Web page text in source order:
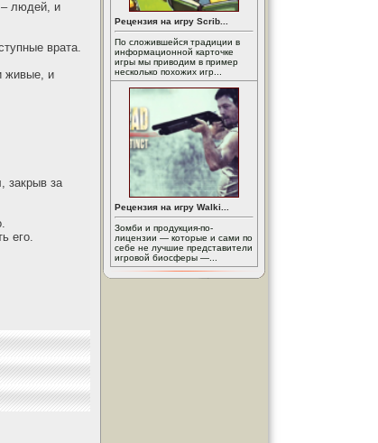
– людей, и
врата.
живые, и
закрыв за
его.
Рецензия на игру Scrib...
По сложившейся традиции в
информационной карточке
игры мы приводим в пример
несколько похожих игр...
Рецензия на игру Walki...
Зомби и продукция-по-
лицензии — которые и сами по
себе не лучшие представители
игровой биосферы —...